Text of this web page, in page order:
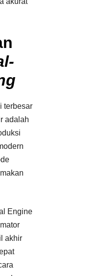
terbesar
adalah
Engine
akhir